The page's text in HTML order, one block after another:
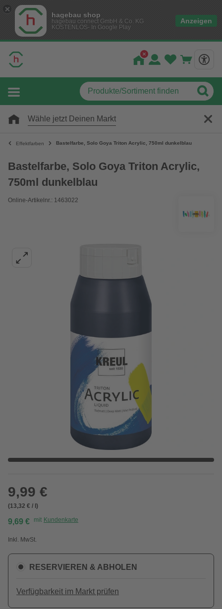
hagebau shop
hagebau connect GmbH & Co. KG
KOSTENLOS- In Google Play
Anzeigen
Wähle jetzt Deinen Markt
Effektfarben Bastelfarbe, Solo Goya Triton Acrylic, 750ml dunkelblau
Bastelfarbe, Solo Goya Triton Acrylic,
750ml dunkelblau
Online-Artikelnr.: 1463022
9,99 €
(13,32 € / l)
9,69 € mit Kundenkarte
Inkl. MwSt.
RESERVIEREN & ABHOLEN
Verfügbarkeit im Markt prüfen